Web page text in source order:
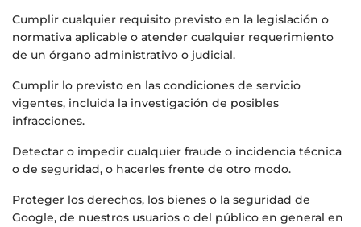
Cumplir cualquier requisito previsto en la legislación o
normativa aplicable o atender cualquier requerimiento
de un órgano administrativo o judicial.
Cumplir lo previsto en las condiciones de servicio
vigentes, incluida la investigación de posibles
infracciones.
Detectar o impedir cualquier fraude o incidencia técnica
o de seguridad, o hacerles frente de otro modo.
Proteger los derechos, los bienes o la seguridad de
Google, de nuestros usuarios o del público en general en